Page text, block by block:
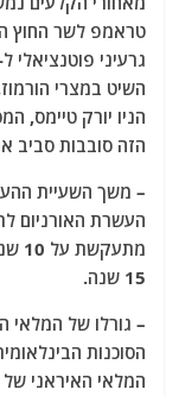
s
A
p
p
g
ra
m
l טראמפ לשר החוץ
הניו יורק טיימס,
הזה סובבות סביב
– משך השעיית
15 שנה.
– גורלו של המלאי
הסוכנות